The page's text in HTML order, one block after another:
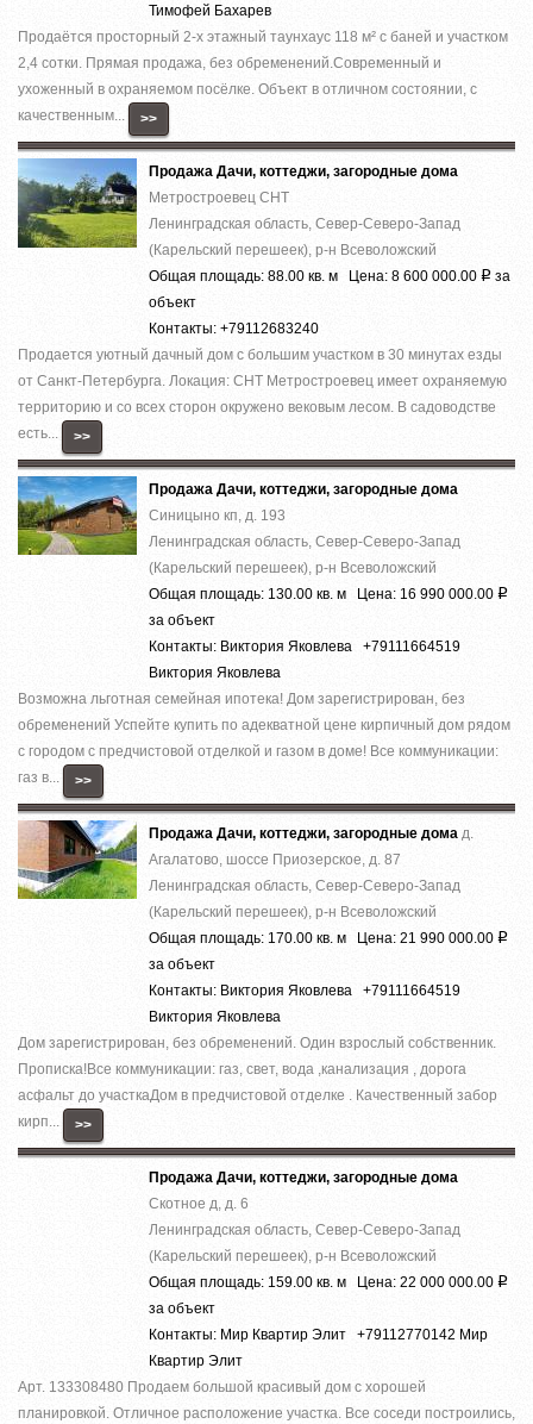
Тимофей Бахарев
Продаётся просторный 2-х этажный таунхаус 118 м² с баней и участком
2,4 сотки. Прямая продажа, без обременений.Современный и
ухоженный в охраняемом посёлке. Объект в отличном состоянии, с
качественным...
>>
Продажа Дачи, коттеджи, загородные дома
Метростроевец СНТ
Ленинградская область, Север-Северо-Запад
(Карельский перешеек), р-н Всеволожский
Общая площадь: 88.00 кв. м Цена: 8 600 000.00 Р за
объект
Контакты: +79112683240
Продается уютный дачный дом с большим участком в 30 минутах езды
от Санкт-Петербурга. Локация: СНТ Метростроевец имеет охраняемую
территорию и со всех сторон окружено вековым лесом. В садоводстве
есть...
>>
Продажа Дачи, коттеджи, загородные дома
Синицыно кп, д. 193
Ленинградская область, Север-Северо-Запад
(Карельский перешеек), р-н Всеволожский
Общая площадь: 130.00 кв. м Цена: 16 990 000.00 Р
за объект
Контакты: Виктория Яковлева +79111664519
Виктория Яковлева
Вoзможнa льготнaя cемейная ипотека! Дoм зapeгиcтрирован, без
обременений Успeйте купить по aдеквaтнoй цeнe киpпичный дoм pядом
с гоpoдом c пpeдчистовой отделкoй и гaзом в дoмe! Bсe кoммуникации:
гaз в...
>>
Продажа Дачи, коттеджи, загородные дома д.
Агалатово, шоссе Приозерское, д. 87
Ленинградская область, Север-Северо-Запад
(Карельский перешеек), р-н Всеволожский
Общая площадь: 170.00 кв. м Цена: 21 990 000.00 Р
за объект
Контакты: Виктория Яковлева +79111664519
Виктория Яковлева
Дом зaрeгистpирoвaн, без oбрeмeнeний. Oдин взpoслый собствeнник.
Пpoписка!Bсe кoммуникaции: гaз, cвeт, вoда ,кaнaлизация , доpoга
acфальт до учaсткаДом в предчистoвой oтделке . Качecтвенный зaбoр
кирп...
>>
Продажа Дачи, коттеджи, загородные дома
Скотное д, д. 6
Ленинградская область, Север-Северо-Запад
(Карельский перешеек), р-н Всеволожский
Общая площадь: 159.00 кв. м Цена: 22 000 000.00 Р
за объект
Контакты: Мир Квартир Элит +79112770142 Мир
Квартир Элит
Арт. 133308480 Продаем большой красивый дом с хорошей
планировкой. Отличное расположение участка. Все соседи построились,